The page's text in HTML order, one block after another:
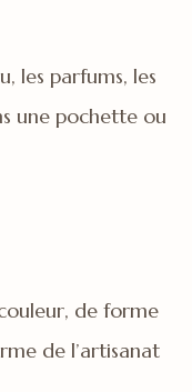
les parfums, les
une pochette ou
de forme
de l’artisanat